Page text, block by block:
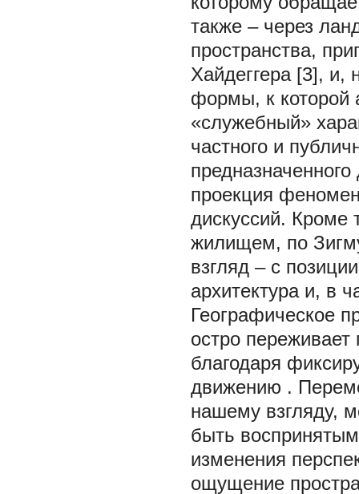
также – через
пространства,
Хайдеггера [3], и,
формы, к которой
«служебный»
частного и
проекция
дискуссий. Кроме
жилищем, по
взгляд – с
архитектура и, в
Географическое
остро переживает
благодаря
движению .
нашему взгляду,
быть
изменения
ощущение